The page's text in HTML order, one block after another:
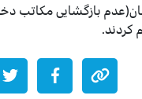
بازگشایی مکاتب
کردند.